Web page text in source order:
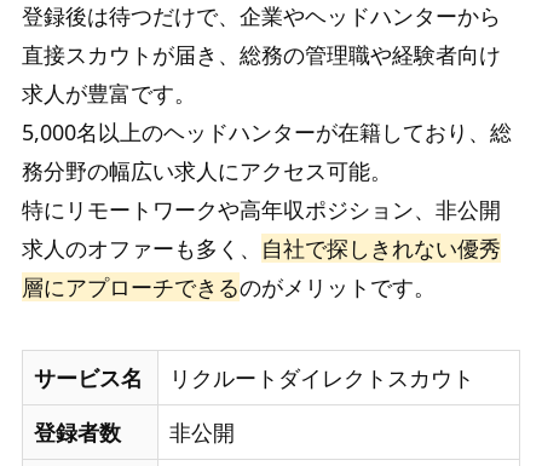
登録後は待つだけで、企業やヘッドハンターから
直接スカウトが届き、総務の管理職や経験者向け
求人が豊富です。
5,000名以上のヘッドハンターが在籍しており、総
務分野の幅広い求人にアクセス可能。
特にリモートワークや高年収ポジション、非公開
求人のオファーも多く、 自社で探しきれない優秀
層にアプローチできるのがメリットです。
サービス名
リクルートダイレクトスカウト
登録者数
非公開